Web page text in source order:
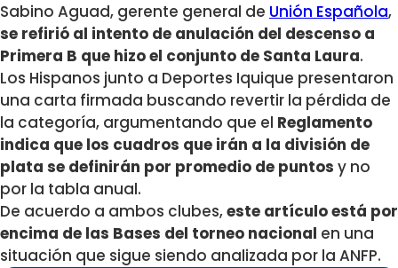
Sabino Aguad, gerente general de Unión Española,
se refirió al intento de anulación del descenso a
Primera B que hizo el conjunto de Santa Laura.
Los Hispanos junto a Deportes Iquique presentaron
una carta firmada buscando revertir la pérdida de
la categoría, argumentando que el Reglamento
indica que los cuadros que irán a la división de
plata se definirán por promedio de puntos y no
por la tabla anual.
De acuerdo a ambos clubes,este artículo está por
encima de las Bases del torneo nacional en una
situación que sigue siendo analizada por la ANFP.